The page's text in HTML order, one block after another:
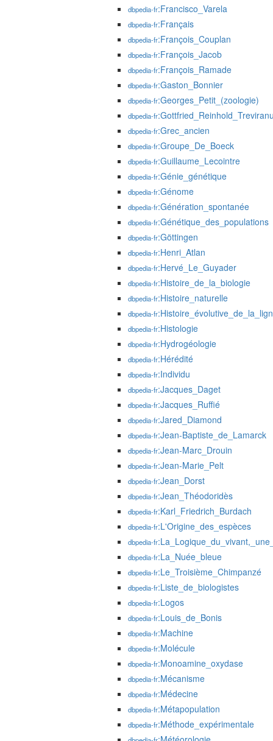
dbpedia-fr:Francisco_Varela
dbpedia-fr:Français
dbpedia-fr:François_Couplan
dbpedia-fr:François_Jacob
dbpedia-fr:François_Ramade
dbpedia-fr:Gaston_Bonnier
dbpedia-fr:Georges_Petit_(zoologie)
dbpedia-fr
dbpedia-fr:Grec_ancien
dbpedia-fr:Groupe_De_Boeck
dbpedia-fr:Guillaume_Lecointre
dbpedia-fr:Génie_génétique
dbpedia-fr:Génome
dbpedia-fr:Génération_spontanée
dbpedia-fr:Génétique_des_populations
dbpedia-fr:Göttingen
dbpedia-fr:Henri_Atlan
dbpedia-fr:Hervé_Le_Guyader
dbpedia-fr:Histoire_de_la_biologie
dbpedia-fr:Histoire_naturelle
dbpedia-fr
dbpedia-fr:Histologie
dbpedia-fr:Hydrogéologie
dbpedia-fr:Hérédité
dbpedia-fr:Individu
dbpedia-fr:Jacques_Daget
dbpedia-fr:Jacques_Ruffié
dbpedia-fr:Jared_Diamond
dbpedia-fr:Jean-Baptiste_de_Lamarck
dbpedia-fr:Jean-Marc_Drouin
dbpedia-fr:Jean-Marie_Pelt
dbpedia-fr:Jean_Dorst
dbpedia-fr:Jean_Théodoridès
dbpedia-fr:Karl_Friedrich_Burdach
dbpedia-fr:L'Origine_des_espèces
dbpedia-fr
dbpedia-fr:La_Nuée_bleue
dbpedia-fr:Le_Troisième_Chimpanzé
dbpedia-fr:Liste_de_biologistes
dbpedia-fr:Logos
dbpedia-fr:Louis_de_Bonis
dbpedia-fr:Machine
dbpedia-fr:Molécule
dbpedia-fr:Monoamine_oxydase
dbpedia-fr:Mécanisme
dbpedia-fr:Médecine
dbpedia-fr:Métapopulation
dbpedia-fr:Méthode_expérimentale